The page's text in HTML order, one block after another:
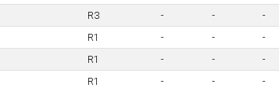
R3 - -
-
R1 - -
-
R1 - -
-
R1 - -
-